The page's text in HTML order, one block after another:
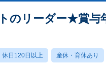
のリーダー★賞
休日120日以上 産休・育休あり